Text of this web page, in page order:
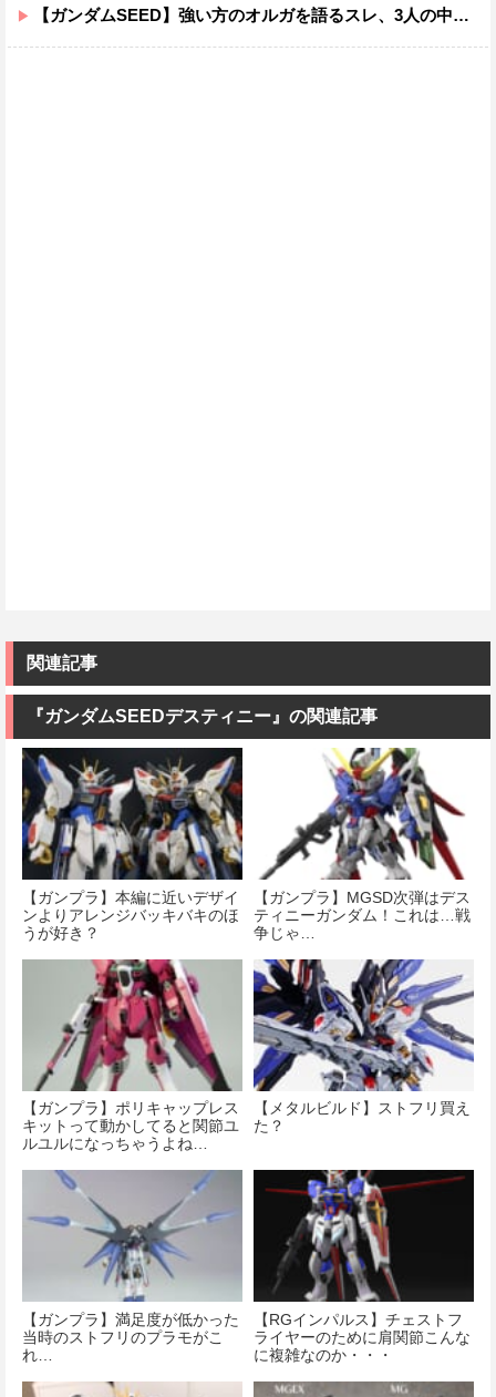
【ガンダムSEED】強い方のオルガを語るスレ、3人の中でも強化は一番されてない方
関連記事
『ガンダムSEEDデスティニー』の関連記事
【ガンプラ】本編に近いデザイ
ンよりアレンジバッキバキのほ
うが好き？
【ガンプラ】MGSD次弾はデス
ティニーガンダム！これは…戦
争じゃ…
【ガンプラ】ポリキャップレス
キットって動かしてると関節ユ
ルユルになっちゃうよね…
【メタルビルド】ストフリ買え
た？
【ガンプラ】満足度が低かった
当時のストフリのプラモがこ
れ…
【RGインパルス】チェストフ
ライヤーのために肩関節こんな
に複雑なのか・・・